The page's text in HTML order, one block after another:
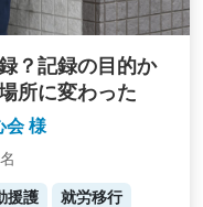
？記録の目的か
所に変わった
会 様
援護
就労移行